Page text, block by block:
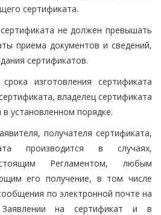
сертификата.
не должен превышать
приема документов и сведений,
сертификатов.
изготовления сертификата
владелец сертификата
установленном порядке.
получателя сертификата,
производится в случаях,
Регламентом, любым
его получение, в том числе
по электронной почте на
на сертификат и в